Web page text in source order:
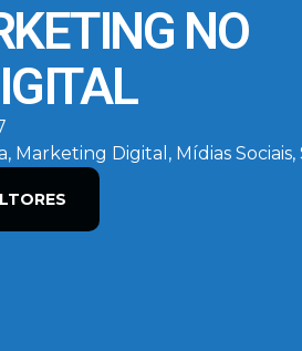
NO
, Marketing Digital , Mídias Sociais,